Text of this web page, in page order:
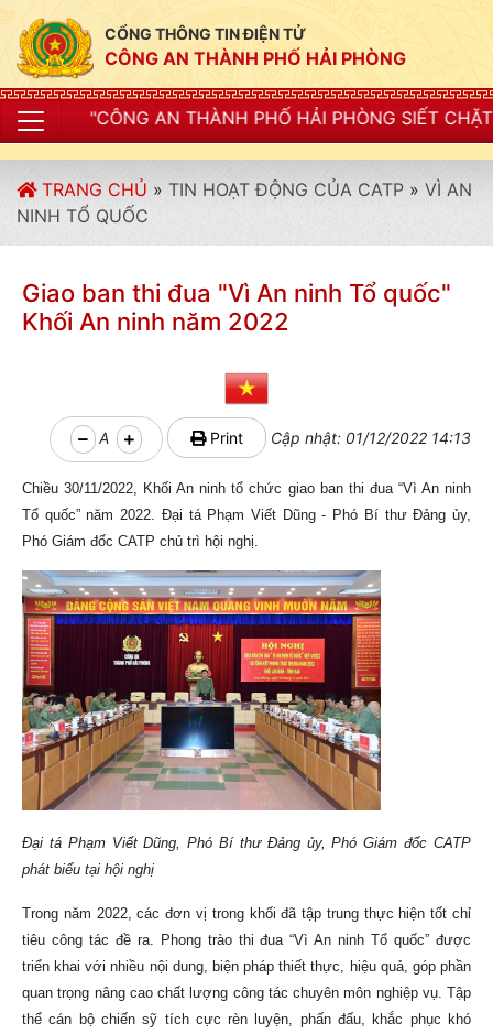
CỔNG THÔNG TIN ĐIỆN TỬ
CÔNG AN THÀNH PHỐ HẢI PHÒNG
AN THÀNH PHỐ HẢI PHÒNG SIẾT CHẶT KỶ LUẬT, KỶ
TRANG CHỦ » TIN HOẠT ĐỘNG CỦA CATP » VÌ AN
NINH TỔ QUỐC
Giao ban thi đua "Vì An ninh Tổ quốc"
Khối An ninh năm 2022
A Print Cập nhật: 01/12/2022 14:13
Chiều 30/11/2022, Khối An ninh tổ chức giao ban thi đua “Vì An ninh
Tổ quốc” năm 2022. Đại tá Phạm Viết Dũng - Phó Bí thư Đảng ủy,
Phó Giám đốc CATP chủ trì hội nghị.
Đại tá Phạm Viết Dũng, Phó Bí thư Đảng ủy, Phó Giám đốc CATP
phát biểu tại hội nghị
Trong năm 2022, các đơn vị trong khối đã tập trung thực hiện tốt chỉ
tiêu công tác đề ra. Phong trào thi đua “Vì An ninh Tổ quốc” được
triển khai với nhiều nội dung, biện pháp thiết thực, hiệu quả, góp phần
quan trọng nâng cao chất lượng công tác chuyên môn nghiệp vụ. Tập
thể cán bộ chiến sỹ tích cực rèn luyện, phấn đấu, khắc phục khó